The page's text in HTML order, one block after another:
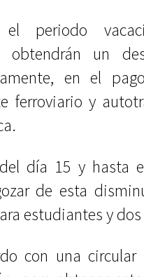
el periodo
obtendrán un
en el
ferroviario y
día 15 y hasta
de esta
estudiantes y
con una